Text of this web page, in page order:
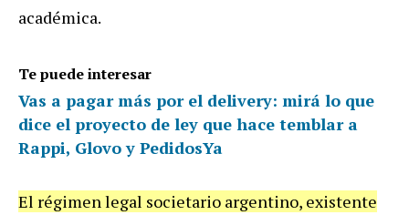
académica.
Te puede interesar
Vas a pagar más por el delivery: mirá lo que
dice el proyecto de ley que hace temblar a
Rappi, Glovo y PedidosYa
El régimen legal societario argentino, existente